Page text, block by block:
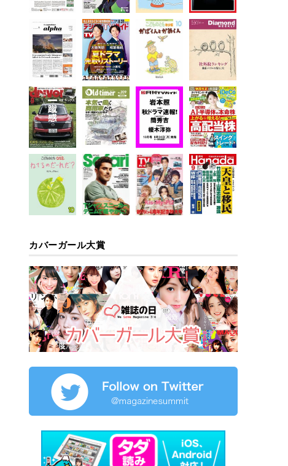
カバーガール大賞